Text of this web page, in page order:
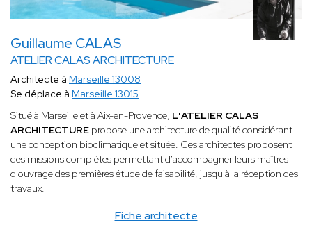
Guillaume CALAS
ATELIER CALAS ARCHITECTURE
Fiche architecte
Architecte à Marseille 13008
Se déplace à Marseille 13015
Situé à Marseille et à Aix-en-Provence, L'ATELIER CALAS
ARCHITECTURE propose une architecture de qualité considérant
une conception bioclimatique et située. Ces architectes proposent
des missions complètes permettant d'accompagner leurs maîtres
d'ouvrage des premières étude de faisabilité, jusqu'à la réception des
travaux.